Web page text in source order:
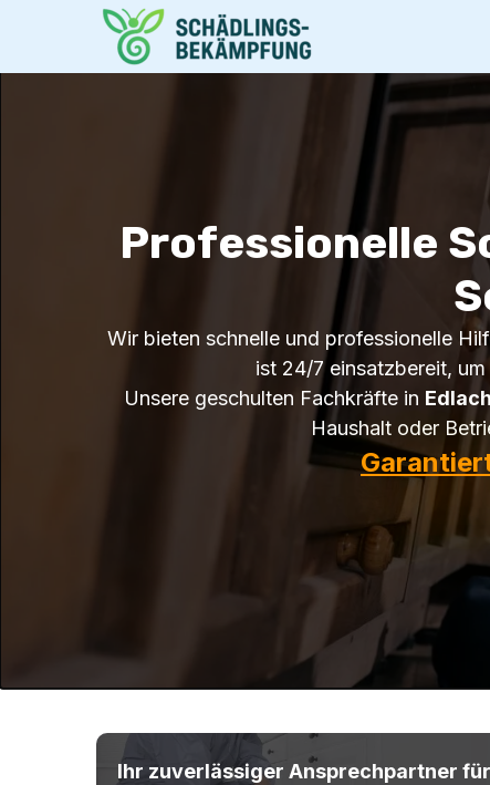
Professionelle
Wir bieten schnelle und professionelle
ist 24/7 einsatzbereit,
Unsere geschulten Fachkräfte in Edlach
Haushalt oder
Ihr zuverlässiger Ansprechpartner für